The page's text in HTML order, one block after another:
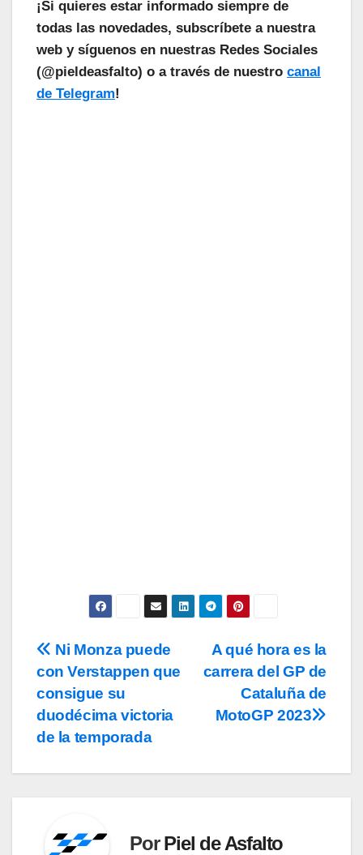
¡Si quieres estar informado siempre de
todas las novedades, subscríbete a nuestra
web y síguenos en nuestras Redes Sociales
(@pieldeasfalto) o a través de nuestro canal
de Telegram!
Navegación
de
entradas
A qué hora es la
carrera del GP de
Cataluña de
MotoGP 2023
Ni Monza puede
con Verstappen que
consigue su
duodécima victoria
de la temporada
PorPiel de Asfalto